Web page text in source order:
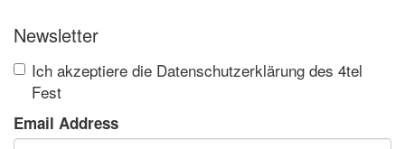
Newsletter
Ich akzeptiere die Datenschutzerklärung des 4tel
Fest
Email Address